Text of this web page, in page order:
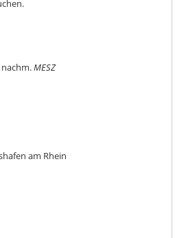
nachm.MESZ
am Rhein